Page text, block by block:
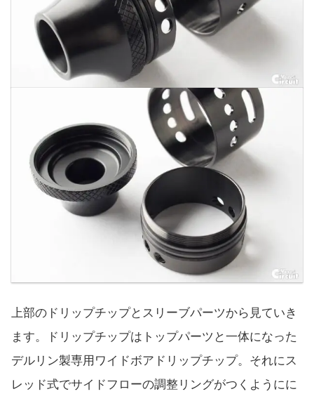
上部のドリップチップとスリーブパーツから見ていき
ます。ドリップチップはトップパーツと一体になった
デルリン製専用ワイドボアドリップチップ。それにス
レッド式でサイドフローの調整リングがつくようにに